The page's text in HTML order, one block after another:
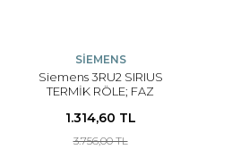
SİEMENS
Siemens 3RU2 SIRIUS
TERMİK RÖLE; FAZ
YARDIMCI KONTAKLI 0.7-
1A; BOY S00
1.314,60 TL
3.756,00 TL